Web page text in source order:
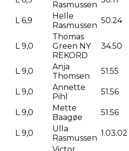
Rasmussen
L 6,9
Helle
Rasmussen
50.24
L 9,0
Thomas
Green NY
REKORD
34.50
L 9,0
Anja
Thomsen
51.55
L 9,0
Annette
Pihl
51.56
L 9,0
Mette
Baagøe
51.56
L 9,0
Ulla
Rasmussen
1.03.02